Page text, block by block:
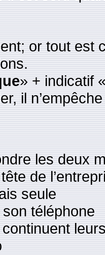
or tout est
» + indicatif
il
les deux
de
seule
téléphone